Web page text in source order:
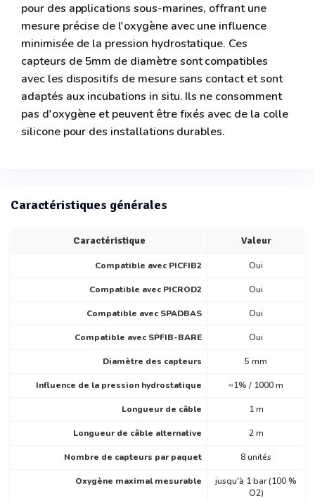
pour des applications sous-marines, offrant une
mesure précise de l'oxygène avec une influence
minimisée de la pression hydrostatique. Ces
capteurs de 5mm de diamètre sont compatibles
avec les dispositifs de mesure sans contact et sont
adaptés aux incubations in situ. Ils ne consomment
pas d'oxygène et peuvent être fixés avec de la colle
silicone pour des installations durables.
Caractéristiques générales
Caractéristique Valeur
Compatible avec PICFIB2 Oui
Compatible avec PICROD2 Oui
Compatible avec SPADBAS Oui
Compatible avec SPFIB-BARE Oui
Diamètre des capteurs 5 mm
Influence de la pression hydrostatique ≈1% / 1000 m
Longueur de câble 1 m
Longueur de câble alternative 2 m
Nombre de capteurs par paquet 8 unités
Oxygène maximal mesurable
jusqu'à 1 bar (100 %
O2)